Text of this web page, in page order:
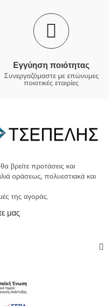
Εγγύηση ποιότητας
Συνεργαζόμαστε με επώνυμες
ποιοτικές εταιρίες
θα βρείτε προτάσεις και
οράσεως, πολυεστιακά και
της αγοράς.
μας